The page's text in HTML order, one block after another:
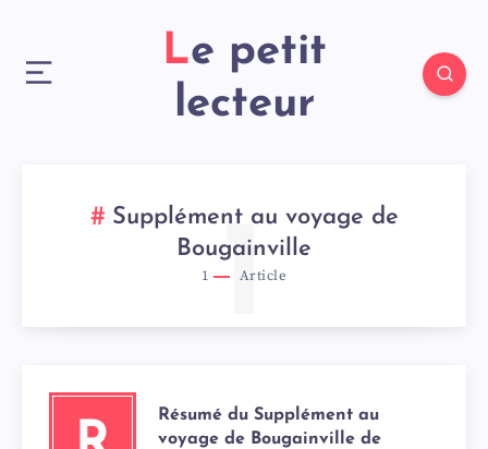
Le petit
lecteur
Supplément au voyage de
Bougainville
1 Article
1
Résumé du Supplément au
voyage de Bougainville de